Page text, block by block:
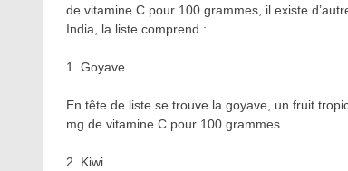
de vitamine C pour 100 grammes, il existe
India, la liste comprend :
1. Goyave
En tête de liste se trouve la goyave, un fruit
mg de vitamine C pour 100 grammes.
2. Kiwi